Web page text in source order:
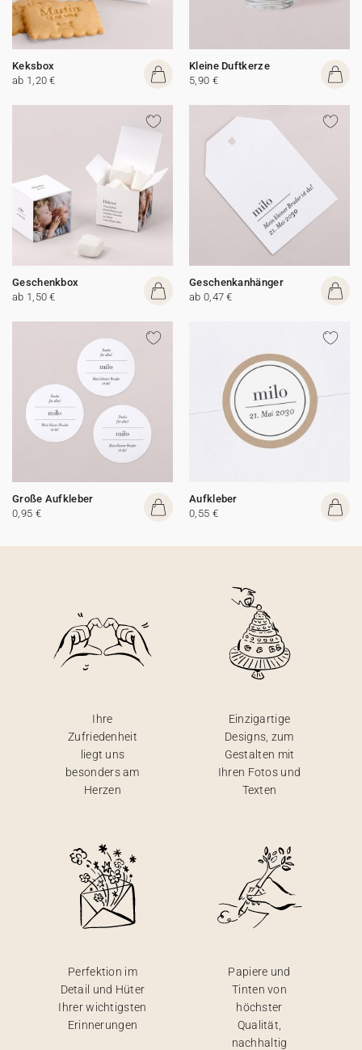
Keksbox
ab 1,20 €
Kleine Duftkerze
5,90 €
Geschenkbox
ab 1,50 €
Geschenkanhänger
ab 0,47 €
Große Aufkleber
0,95 €
Aufkleber
0,55 €
Ihre
Zufriedenheit
liegt uns
besonders am
Herzen
Einzigartige
Designs, zum
Gestalten mit
Ihren Fotos und
Texten
Perfektion im
Detail und Hüter
Ihrer wichtigsten
Erinnerungen
Papiere und
Tinten von
höchster
Qualität,
nachhaltig